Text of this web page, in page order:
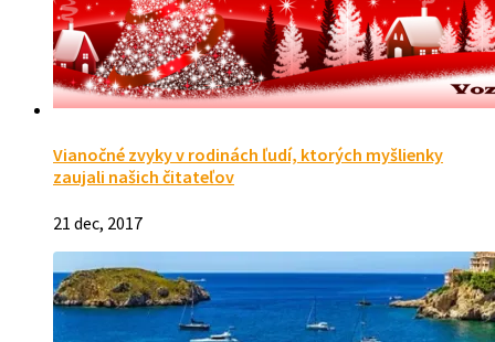
Vianočné zvyky v rodinách ľudí, ktorých myšlienky
zaujali našich čitateľov
21 dec, 2017